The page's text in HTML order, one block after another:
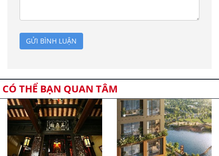
GỬI BÌNH LUẬN
CÓ THỂ BẠN QUAN TÂM